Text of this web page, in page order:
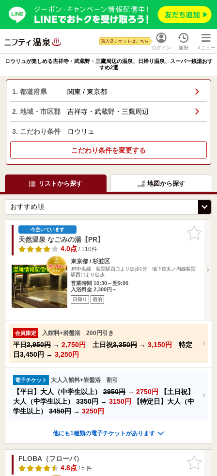
ログイン
購入済チケットはこちら
履歴 メニュー
ロウリュが楽しめる吉祥寺・武蔵野・三鷹周辺の温泉、日帰り温泉、スーパー銭湯おす
すめ2選
1. 都道府県 関東 / 東京都
2. 地域・市区郡 吉祥寺・武蔵野・三鷹周辺
3. こだわり条件 ロウリュ
こだわり条件を変更する
リストから探す 地図から探す
お気に入
りに追加
今空いています
天然温泉 なごみの湯【PR】
4.0点/ 110件
東京都 / 杉並区
JR中央線 荻窪駅西口より徒歩1分 地下鉄丸ノ内線荻窪
駅西口より徒歩…
営業時間 10:30～翌9:00
入浴料金 2,300円～
日帰り 宿泊
会員限定 入館料+岩盤浴 200円引き
平日2,950円 → 2,750円 土日祝3,350円 → 3,150円
特定
日3,450円 → 3,250円
電子チケット 大人入館料+岩盤浴 割引
【平日】大人（中学生以上） 2950円 → 2750円
【土日祝】
大人（中学生以上） 3350円 → 3150円
【特定日】大人（中
学生以上） 3450円 → 3250円
他にも1種類の電子チケットがあります
お気に入
りに追加
FLOBA（フローバ）
4.8点/ 5 件